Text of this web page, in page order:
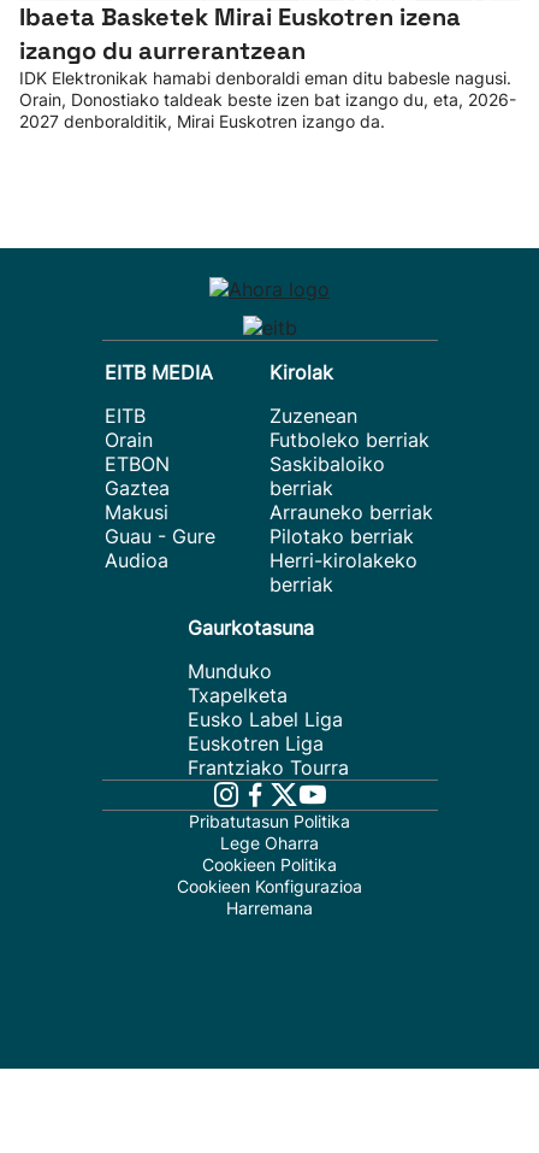
Ibaeta Basketek Mirai Euskotren izena
izango du aurrerantzean
IDK Elektronikak hamabi denboraldi eman ditu babesle nagusi.
Orain, Donostiako taldeak beste izen bat izango du, eta, 2026-
2027 denboralditik, Mirai Euskotren izango da.
EITB MEDIA
EITB
Orain
ETBON
Gaztea
Makusi
Guau - Gure
Audioa
Kirolak
Zuzenean
Futboleko berriak
Saskibaloiko
berriak
Arrauneko berriak
Pilotako berriak
Herri-kirolakeko
berriak
Gaurkotasuna
Munduko
Txapelketa
Eusko Label Liga
Euskotren Liga
Frantziako Tourra
Pribatutasun Politika
Lege Oharra
Cookieen Politika
Cookieen Konfigurazioa
Harremana